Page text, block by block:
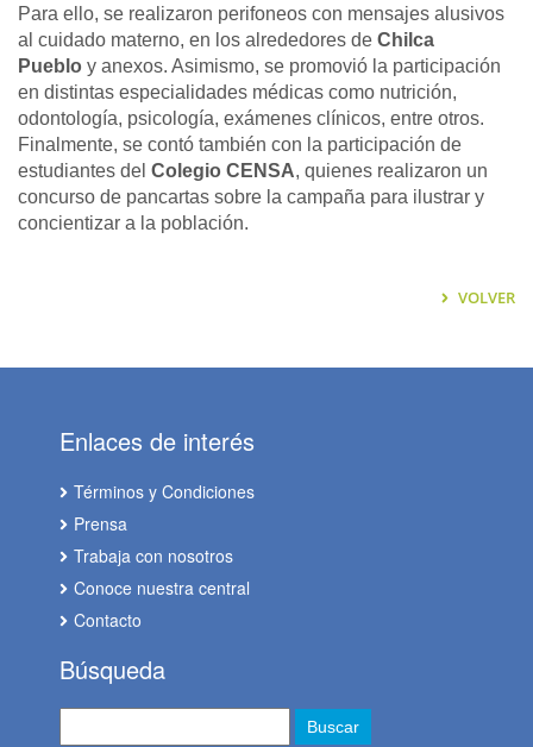
Para ello, se realizaron perifoneos con mensajes alusivos
al cuidado materno, en los alrededores de Chilca
Pueblo y anexos. Asimismo, se promovió la participación
en distintas especialidades médicas como nutrición,
odontología, psicología, exámenes clínicos, entre otros.
Finalmente, se contó también con la participación de
estudiantes del Colegio CENSA, quienes realizaron un
concurso de pancartas sobre la campaña para ilustrar y
concientizar a la población.
VOLVER
Enlaces de interés
Términos y Condiciones
Prensa
Trabaja con nosotros
Conoce nuestra central
Contacto
Búsqueda